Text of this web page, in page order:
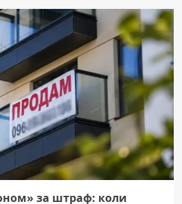
за штраф: коли